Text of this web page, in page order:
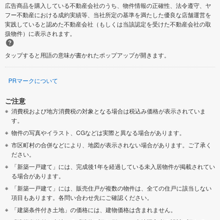
広告商品を購入している不動産会社のうち、物件情報の正確性、法令遵守、ヤ
フー不動産における成約実績等、当社所定の基準を満たした優良な店舗運営を
実践していると認めた不動産会社（もしくは当該認定を受けた不動産会社の取
扱物件）に表示されます。
タップすると用語の意味が書かれたポップアップが開きます。
PRマークについて
ご注意
消費税および地方消費税の対象となる場合は税込み価格が表示されていま
す。
物件の写真やイラスト、CGなどは実際と異なる場合があります。
市区町村の合併などにより、地図が表示されない場合があります。ご了承く
ださい。
「新築一戸建て」には、完成後1年を経過している未入居物件が掲載されてい
る場合があります。
「新築一戸建て」には、販売住戸が複数の物件は、全ての住戸に該当しない
項目もあります。各問い合わせ先にご確認ください。
「建築条件付き土地」の価格には、建物価格は含まれません。